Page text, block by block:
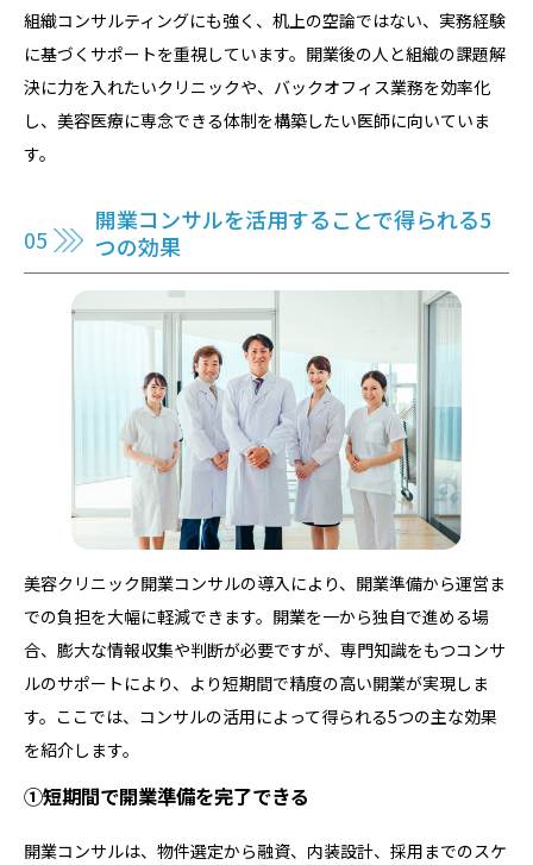
組織コンサルティングにも強く、机上の空論ではない、実務経験
に基づくサポートを重視しています。開業後の人と組織の課題解
決に力を入れたいクリニックや、バックオフィス業務を効率化
し、美容医療に専念できる体制を構築したい医師に向いていま
す。
開業コンサルを活用することで得られる5
つの効果
美容クリニック開業コンサルの導入により、開業準備から運営ま
での負担を大幅に軽減できます。開業を一から独自で進める場
合、膨大な情報収集や判断が必要ですが、専門知識をもつコンサ
ルのサポートにより、より短期間で精度の高い開業が実現しま
す。ここでは、コンサルの活用によって得られる5つの主な効果
を紹介します。
①短期間で開業準備を完了できる
開業コンサルは、物件選定から融資、内装設計、採用までのスケ